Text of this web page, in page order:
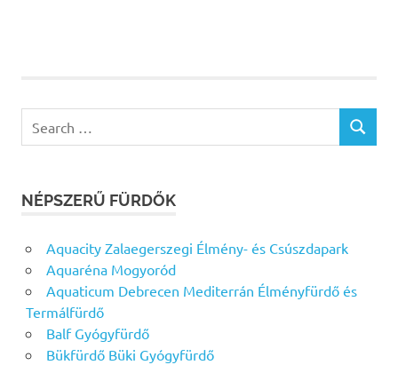
for:
SEARCH
NÉPSZERŰ FÜRDŐK
Aquacity Zalaegerszegi Élmény- és Csúszdapark
Aquaréna Mogyoród
Aquaticum Debrecen Mediterrán Élményfürdő és
Termálfürdő
Balf Gyógyfürdő
Bükfürdő Büki Gyógyfürdő